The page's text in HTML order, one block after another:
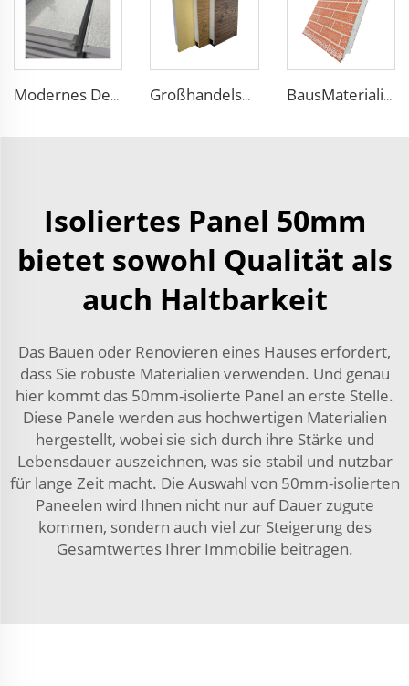
Modernes Designmuster Sandwich-Wandpaneel Äußere Leichtgewichtsverkleidungspaneel Isolations-Sandwich-Board Kunstein Steinwandschale Großhandelspreis 50mm Außenseite EPS Schaum Sandwich-Wandpaneel dekoratives Wandpaneel metallenes Seitenwand leichtgewichtig bequem maßgeschneidert BausMaterialien eps Sandwich-Panel EPS Schaumwandpaneel dekoratives eps Wandpaneel Betonformen für Haus
Isoliertes Panel 50mm
bietet sowohl Qualität als
auch Haltbarkeit
Das Bauen oder Renovieren eines Hauses erfordert,
dass Sie robuste Materialien verwenden. Und genau
hier kommt das 50mm-isolierte Panel an erste Stelle.
Diese Panele werden aus hochwertigen Materialien
hergestellt, wobei sie sich durch ihre Stärke und
Lebensdauer auszeichnen, was sie stabil und nutzbar
für lange Zeit macht. Die Auswahl von 50mm-isolierten
Paneelen wird Ihnen nicht nur auf Dauer zugute
kommen, sondern auch viel zur Steigerung des
Gesamtwertes Ihrer Immobilie beitragen.